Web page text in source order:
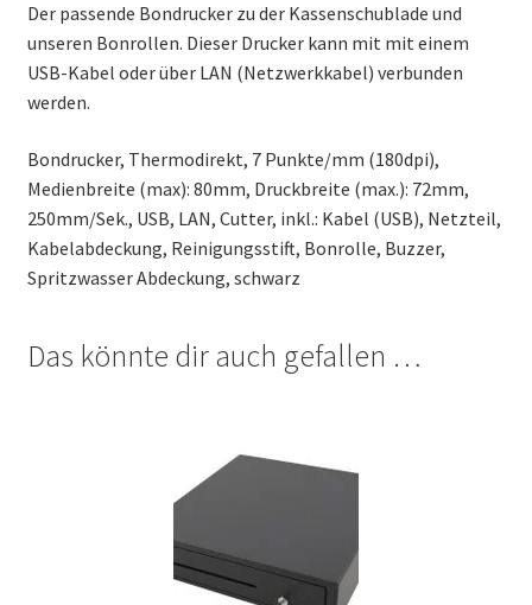
Der passende Bondrucker zu der Kassenschublade und
unseren Bonrollen. Dieser Drucker kann mit mit einem
USB-Kabel oder über LAN (Netzwerkkabel) verbunden
werden.
Bondrucker, Thermodirekt, 7 Punkte/mm (180dpi),
Medienbreite (max): 80mm, Druckbreite (max.): 72mm,
250mm/Sek., USB, LAN, Cutter, inkl.: Kabel (USB), Netzteil,
Kabelabdeckung, Reinigungsstift, Bonrolle, Buzzer,
Spritzwasser Abdeckung, schwarz
Das könnte dir auch gefallen …